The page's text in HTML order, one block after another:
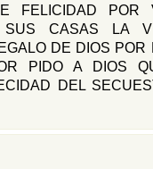
FELICIDAD POR
SUS CASAS LA
DE DIOS POR
PIDO A DIOS
DEL